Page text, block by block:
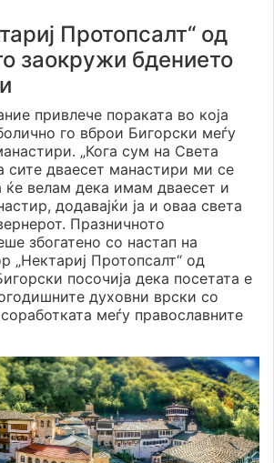
Протопсалт“ од
заокружи бдението
привлече пораката во која
го вброи Бигорски меѓу
„Кога сум на Света
сите дваесет манастири ми се
ќе велам дека имам дваесет и
додавајќи ја и оваа света
Празничното
збогатено со настап на
„Нектариј Протопсалт“ од
посочија дека посетата е
духовни врски со
меѓу православните